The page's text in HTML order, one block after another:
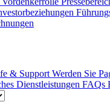
& Support Werden Sie
Dienstleistungen FAQs